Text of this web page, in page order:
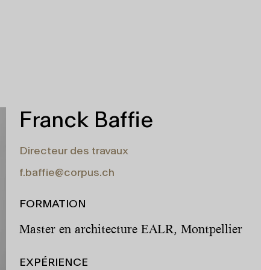
Franck Baffie
Directeur des travaux
f.baffie@corpus.ch
FORMATION
Master en architecture EALR, Montpellier
EXPÉRIENCE